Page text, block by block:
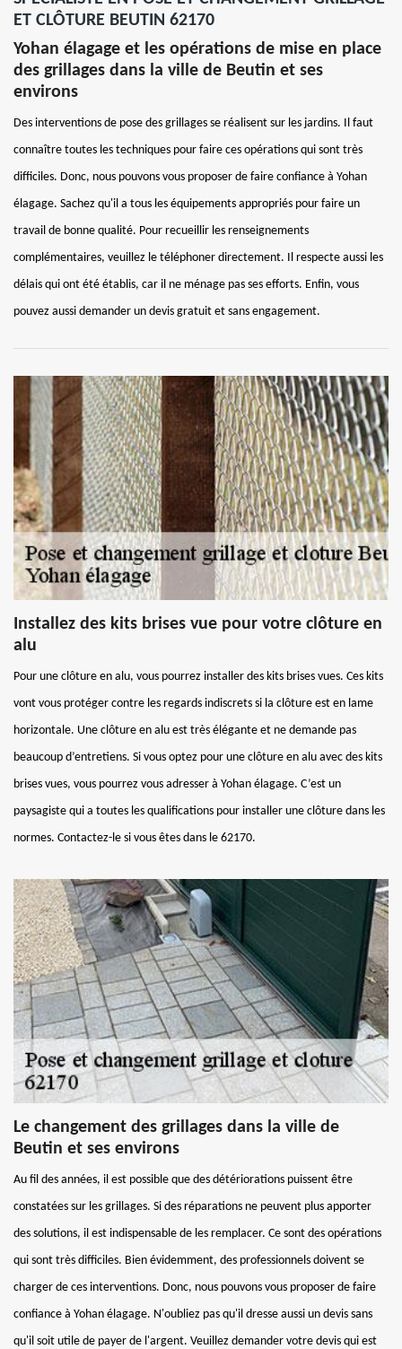
ET CLÔTURE BEUTIN 62170
Yohan élagage et les opérations de mise en place
des grillages dans la ville de Beutin et ses
environs
Des interventions de pose des grillages se réalisent sur les jardins. Il faut
connaître toutes les techniques pour faire ces opérations qui sont très
difficiles. Donc, nous pouvons vous proposer de faire confiance à Yohan
élagage. Sachez qu'il a tous les équipements appropriés pour faire un
travail de bonne qualité. Pour recueillir les renseignements
complémentaires, veuillez le téléphoner directement. Il respecte aussi les
délais qui ont été établis, car il ne ménage pas ses efforts. Enfin, vous
pouvez aussi demander un devis gratuit et sans engagement.
Installez des kits brises vue pour votre clôture en
alu
Pour une clôture en alu, vous pourrez installer des kits brises vues. Ces kits
vont vous protéger contre les regards indiscrets si la clôture est en lame
horizontale. Une clôture en alu est très élégante et ne demande pas
beaucoup d’entretiens. Si vous optez pour une clôture en alu avec des kits
brises vues, vous pourrez vous adresser à Yohan élagage. C’est un
paysagiste qui a toutes les qualifications pour installer une clôture dans les
normes. Contactez-le si vous êtes dans le 62170.
Le changement des grillages dans la ville de
Beutin et ses environs
Au fil des années, il est possible que des détériorations puissent être
constatées sur les grillages. Si des réparations ne peuvent plus apporter
des solutions, il est indispensable de les remplacer. Ce sont des opérations
qui sont très difficiles. Bien évidemment, des professionnels doivent se
charger de ces interventions. Donc, nous pouvons vous proposer de faire
confiance à Yohan élagage. N'oubliez pas qu'il dresse aussi un devis sans
qu'il soit utile de payer de l'argent. Veuillez demander votre devis qui est